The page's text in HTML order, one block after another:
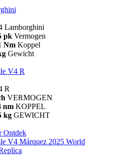
Lamborghini
pk Vermogen
Nm Koppel
Gewicht
V4 R
R
VERMOGEN
nm KOPPEL
kg GEWICHT
Ontdek
V4 Márquez 2025 World